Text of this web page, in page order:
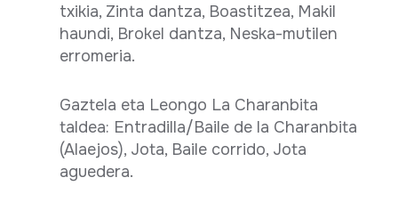
txikia, Zinta dantza, Boastitzea, Makil
haundi, Brokel dantza, Neska-mutilen
erromeria.
Gaztela eta Leongo La Charanbita
taldea: Entradilla/Baile de la Charanbita
(Alaejos), Jota, Baile corrido, Jota
aguedera.